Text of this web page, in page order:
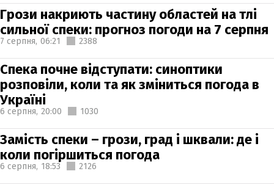
Грози накриють частину областей на тлі
сильної спеки: прогноз погоди на 7 серпня
7 серпня, 06:21 2388
Спека почне відступати: синоптики
розповіли, коли та як зміниться погода в
Україні
6 серпня, 20:00 1030
Замість спеки – грози, град і шквали: де і
коли погіршиться погода
6 серпня, 18:53 2126